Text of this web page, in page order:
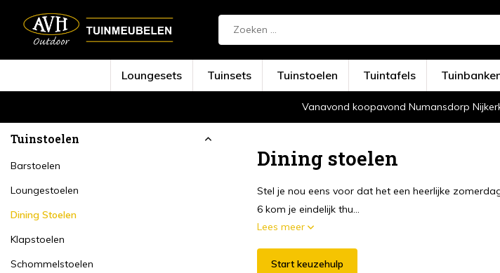
Loungesets Tuinsets Tuinstoelen Tuintafels
Vanavond koopavond Numansdorp
Tuinstoelen
Barstoelen
Loungestoelen
Dining Stoelen
Klapstoelen
Schommelstoelen
Dining stoelen
Stel je nou eens voor dat het een heerlijke
6 kom je eindelijk thu...
Lees meer
Start keuzehulp